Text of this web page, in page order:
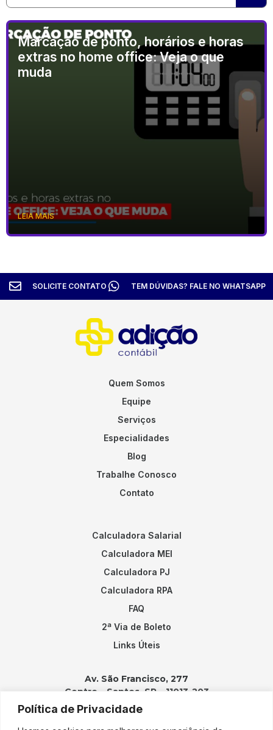
Política de Privacidade
Marcação de ponto, horários e horas
extras no home office: Veja o que
muda
LEIA MAIS
SOLICITE CONTATO TEM DÚVIDAS? FALE NO WHATSAPP
Quem Somos
Equipe
Serviços
Especialidades
Blog
Trabalhe Conosco
Contato
Calculadora Salarial
Calculadora MEI
Calculadora PJ
Calculadora RPA
FAQ
2ª Via de Boleto
Links Úteis
Av. São Francisco, 277
Centro – Santos, SP – 11013-203
Contatos: